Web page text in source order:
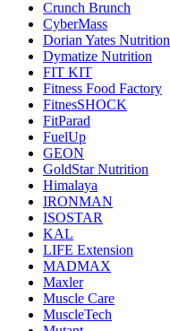
Crunch Brunch
CyberMass
Dorian Yates Nutrition
Dymatize Nutrition
FIT KIT
Fitness Food Factory
FitnesSHOCK
FitParad
FuelUp
GEON
GoldStar Nutrition
Himalaya
IRONMAN
ISOSTAR
KAL
LIFE Extension
MADMAX
Maxler
Muscle Care
MuscleTech